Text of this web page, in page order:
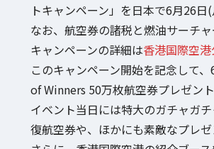
トキャンペーン」を日本で6月26
なお、航空券の諸税と燃油サーチャ
キャンペーンの詳細は香港国際空
このキャンペーン開始を記念して
of Winners 50万枚航空券プレゼン
イベント当日には特大のガチャガ
復航空券や、ほかにも素敵なプレゼ